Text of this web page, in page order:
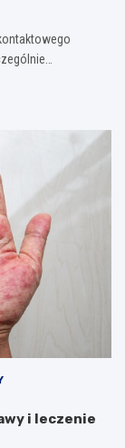
i leczenie